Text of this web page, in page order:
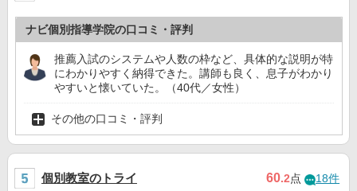
ナビ個別指導学院の口コミ・評判
推薦入試のシステムや人数の枠など、具体的な説明が特
にわかりやすく納得できた。講師も良く、息子がわかり
やすいと懐いていた。（40代／女性）
その他の口コミ・評判
個別教室のトライ 60.2点 18件